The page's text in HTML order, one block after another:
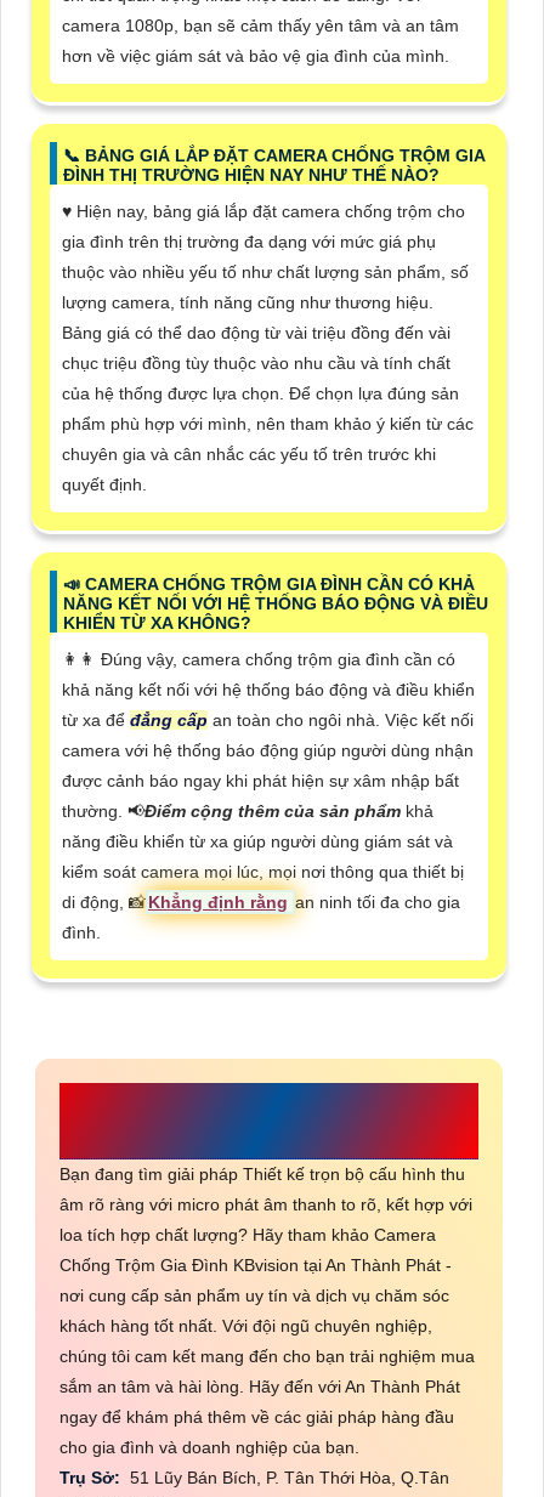
camera 1080p, bạn sẽ cảm thấy yên tâm và an tâm
hơn về việc giám sát và bảo vệ gia đình của mình.
📞 BẢNG GIÁ LẮP ĐẶT CAMERA CHỐNG TRỘM GIA
ĐÌNH THỊ TRƯỜNG HIỆN NAY NHƯ THẾ NÀO?
♥️ Hiện nay, bảng giá lắp đặt camera chống trộm cho
gia đình trên thị trường đa dạng với mức giá phụ
thuộc vào nhiều yếu tố như chất lượng sản phẩm, số
lượng camera, tính năng cũng như thương hiệu.
Bảng giá có thể dao động từ vài triệu đồng đến vài
chục triệu đồng tùy thuộc vào nhu cầu và tính chất
của hệ thống được lựa chọn. Để chọn lựa đúng sản
phẩm phù hợp với mình, nên tham khảo ý kiến từ các
chuyên gia và cân nhắc các yếu tố trên trước khi
quyết định.
📣 CAMERA CHỐNG TRỘM GIA ĐÌNH CẦN CÓ KHẢ
NĂNG KẾT NỐI VỚI HỆ THỐNG BÁO ĐỘNG VÀ ĐIỀU
KHIỂN TỪ XA KHÔNG?
️👩‍👩 Đúng vậy, camera chống trộm gia đình cần có
khả năng kết nối với hệ thống báo động và điều khiển
từ xa để đẳng cấp an toàn cho ngôi nhà. Việc kết nối
camera với hệ thống báo động giúp người dùng nhận
được cảnh báo ngay khi phát hiện sự xâm nhập bất
thường. 📢Điểm cộng thêm của sản phẩm khả
năng điều khiển từ xa giúp người dùng giám sát và
kiểm soát camera mọi lúc, mọi nơi thông qua thiết bị
di động, 📸Khẳng định rằng an ninh tối đa cho gia
đình.
Bạn đang tìm giải pháp Thiết kế trọn bộ cấu hình thu
âm rõ ràng với micro phát âm thanh to rõ, kết hợp với
loa tích hợp chất lượng? Hãy tham khảo Camera
Chống Trộm Gia Đình KBvision tại An Thành Phát -
nơi cung cấp sản phẩm uy tín và dịch vụ chăm sóc
khách hàng tốt nhất. Với đội ngũ chuyên nghiệp,
chúng tôi cam kết mang đến cho bạn trải nghiệm mua
sắm an tâm và hài lòng. Hãy đến với An Thành Phát
ngay để khám phá thêm về các giải pháp hàng đầu
cho gia đình và doanh nghiệp của bạn.
Trụ Sở: 51 Lũy Bán Bích, P. Tân Thới Hòa, Q.Tân